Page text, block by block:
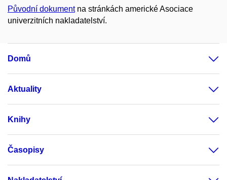
Původní dokumentna stránkách americké Asociace
univerzitních nakladatelství.
Domů
Aktuality
Knihy
Časopisy